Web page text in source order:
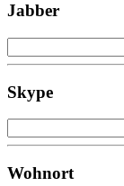
Jabber
Skype
Wohnort